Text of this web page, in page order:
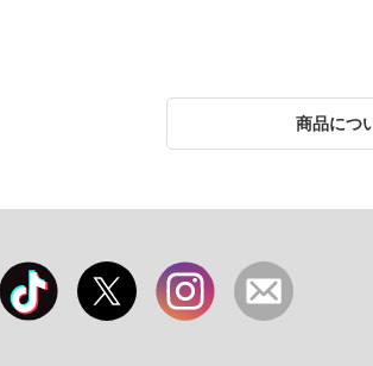
商品につ